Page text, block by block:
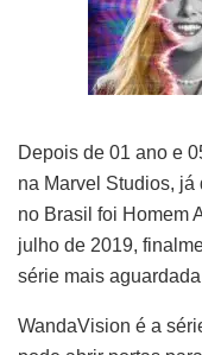
Depois de 01 ano e
na Marvel Studios,
no Brasil foi Homem
julho de 2019,
série mais
WandaVision é a